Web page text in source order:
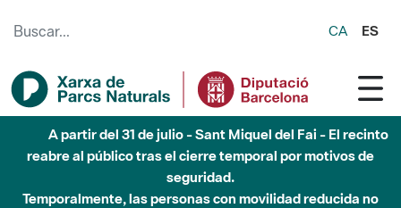
CA ES
A partir del 31 de julio - Sant Miquel del Fai - El recinto
reabre al público tras el cierre temporal por motivos de
seguridad.
Temporalmente, las personas con movilidad reducida no